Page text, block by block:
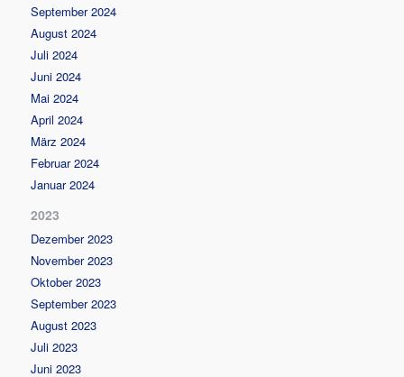
September 2024
August 2024
Juli 2024
Juni 2024
Mai 2024
April 2024
März 2024
Februar 2024
Januar 2024
2023
Dezember 2023
November 2023
Oktober 2023
September 2023
August 2023
Juli 2023
Juni 2023